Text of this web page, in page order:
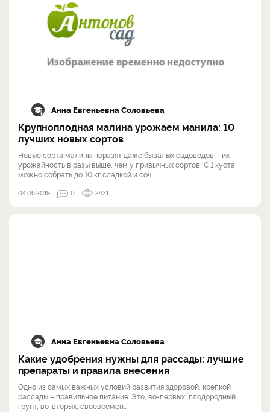
Анна Евгеньевна Соловьева
Крупноплодная малина урожаем манила: 10
лучших новых сортов
Новые сорта малины поразят даже бывалых садоводов – их
урожайность в разы выше, чем у привычных сортов! С 1 куста
можно собрать до 10 кг сладкой и соч...
04.06.2019 0 2431
Анна Евгеньевна Соловьева
Какие удобрения нужны для рассады: лучшие
препараты и правила внесения
Одно из самых важных условий развития здоровой, крепкой
рассады – правильное питание. Это, во-первых, плодородный
грунт, во-вторых, своевремен...